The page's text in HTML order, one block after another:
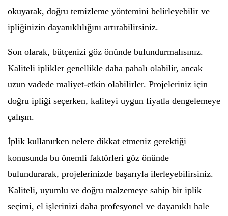
okuyarak, doğru temizleme yöntemini belirleyebilir ve
ipliğinizin dayanıklılığını artırabilirsiniz.
Son olarak, bütçenizi göz önünde bulundurmalısınız.
Kaliteli iplikler genellikle daha pahalı olabilir, ancak
uzun vadede maliyet-etkin olabilirler. Projeleriniz için
doğru ipliği seçerken, kaliteyi uygun fiyatla dengelemeye
çalışın.
İplik kullanırken nelere dikkat etmeniz gerektiği
konusunda bu önemli faktörleri göz önünde
bulundurarak, projelerinizde başarıyla ilerleyebilirsiniz.
Kaliteli, uyumlu ve doğru malzemeye sahip bir iplik
seçimi, el işlerinizi daha profesyonel ve dayanıklı hale